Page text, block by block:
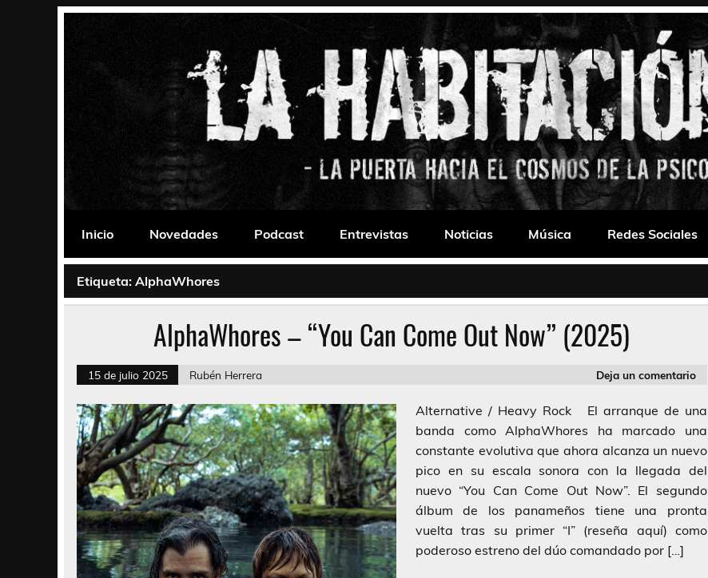
La Habitación 235
Inicio
Novedades Podcast Entrevistas Noticias Música Redes Sociales
Etiqueta: AlphaWhores
AlphaWhores – “You Can Come Out Now” (2025)
15 de julio 2025 Rubén Herrera Deja un comentario
Alternative / Heavy Rock El arranque de una
banda como AlphaWhores ha marcado una
constante evolutiva que ahora alcanza un nuevo
pico en su escala sonora con la llegada del
nuevo “You Can Come Out Now”. El segundo
álbum de los panameños tiene una pronta
vuelta tras su primer “I” (reseña aquí) como
poderoso estreno del dúo comandado por […]